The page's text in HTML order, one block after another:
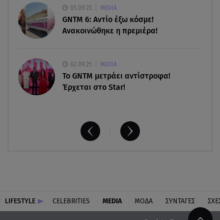
«Oνειρευόμουν έναν άντρα σαν εσένα»
05.09.25 MEDIA
GNTM 6: Αντίο έξω κόσμε!
Ανακοινώθηκε η πρεμιέρα!
02.09.25 MEDIA
Το GNTM μετράει αντίστροφα!
Έρχεται στο Star!
LIFESTYLE CELEBRITIES MEDIA ΜΟΔΑ ΣΥΝΤΑΓΕΣ